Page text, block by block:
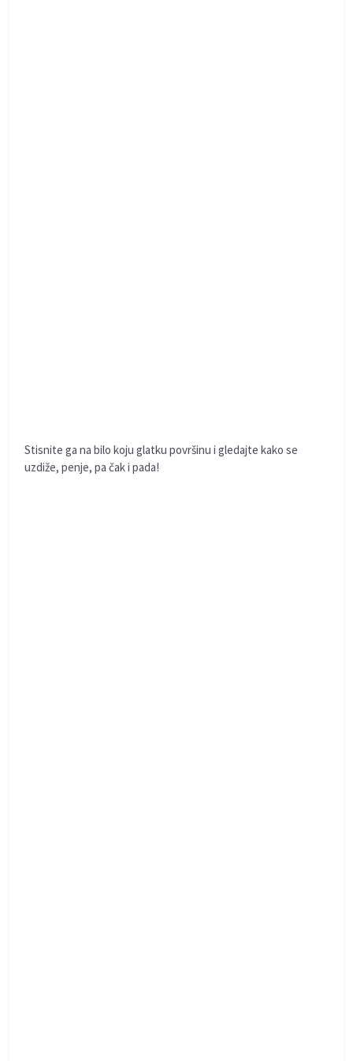
Stisnite ga na bilo koju glatku površinu i gledajte kako se
uzdiže, penje, pa čak i pada!